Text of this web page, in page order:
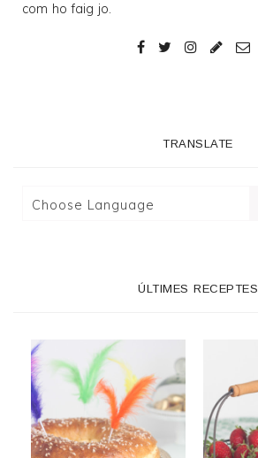
com ho faig jo.
TRANSLATE
ÚLTIMES RECEPTES